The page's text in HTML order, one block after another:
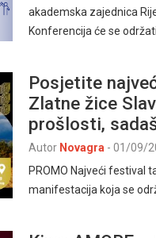
akademska zajednica
Konferencija će se
Posjetite
Zlatne žice
prošlosti,
Autor Novagra - 01/09/
PROMO Najveći festival
manifestacija koja se